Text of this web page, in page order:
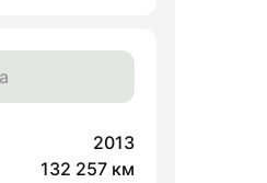
2013
132 257 км